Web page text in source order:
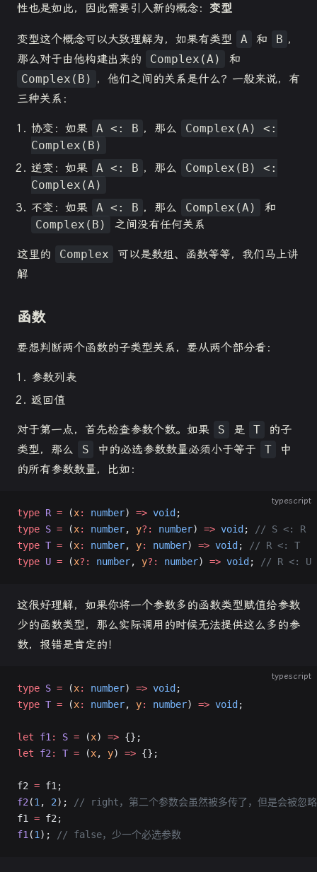
性也是如此，因此需要引入新的概念： 变型
变型这个概念可以大致理解为，如果有类型 A 和 B ，
那么对于由他构建出来的
Complex(A)
和
Complex(B) ，他们之间的关系是什么？一般来说，有
三种关系：
协变：如果 A <: B ，那么
Complex(A) <:
Complex(B)
逆变：如果
A <: B ，那么
Complex(B) <:
Complex(A)
不变：如果
A <: B ，那么 Complex(A)
和
Complex(B)
之间没有任何关系
这里的 Complex
可以是数组、函数等等，我们马上讲
解
函数
要想判断两个函数的子类型关系，要从两个部分看：
参数列表
返回值
对于第一点，首先检查参数个数。如果 S 是 T
的子
类型，那么
S 中的必选参数数量必须小于等于 T
中
的所有参数数量，比如：
typescript
type R = (x: number) => void;
type S = (x: number, y?: number) => void;
// S <: R
type T = (x: number, y: number) => void;
// R <: T
type U = (x?: number, y?: number) => void; // R <: U
这很好理解，如果你将一个参数多的函数类型赋值给参数
少的函数类型，那么实际调用的时候无法提供这么多的参
数，报错是肯定的！
typescript
type S = (x: number) => void;
type T = (x: number, y: number) => void;
let f1 : S = (x) => {};
let f2 : T = (x, y) => {};
f2 = f1;
f2 (1 , 2);
// right，第二个参数会虽然被多传了，但是会被忽略
f1 = f2;
f1 (1 ); // false，少一个必选参数